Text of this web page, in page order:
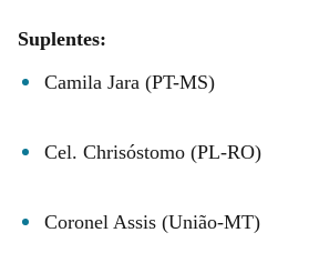
Suplentes:
Camila Jara (PT-MS)
Cel. Chrisóstomo (PL-RO)
Coronel Assis (União-MT)